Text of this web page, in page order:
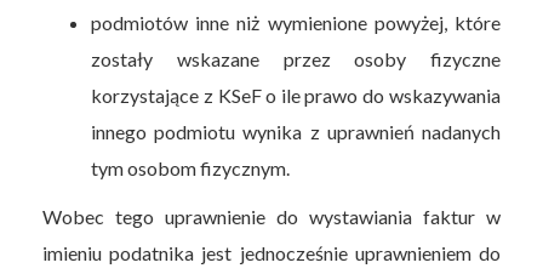
podmiotów inne niż wymienione powyżej, które
zostały wskazane przez osoby fizyczne
korzystające z KSeF o ile prawo do wskazywania
innego podmiotu wynika z uprawnień nadanych
tym osobom fizycznym.
Wobec tego uprawnienie do wystawiania faktur w
imieniu podatnika jest jednocześnie uprawnieniem do